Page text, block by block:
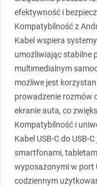
efektywność i
Kompatybilność z
Kabel wspiera systemy
umożliwiając stabilne
multimedialnym
możliwe jest
prowadzenie rozmów
ekranie auta, co
Kompatybilność i
Kabel USB-C do USB-
smartfonami,
wyposażonymi w port
codziennym